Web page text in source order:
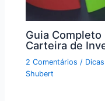
Guia Completo
Carteira de
2 Comentários /
Shubert